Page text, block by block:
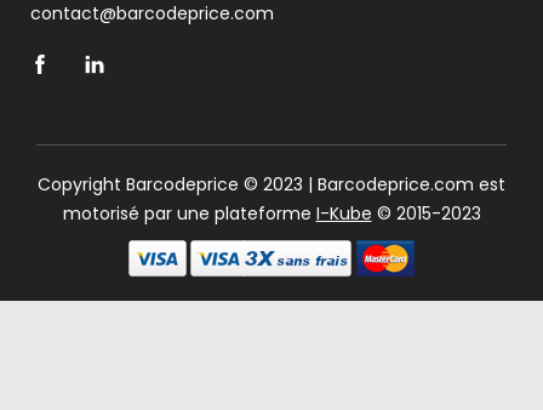
contact@barcodeprice.com
Copyright Barcodeprice © 2023 | Barcodeprice.com est
motorisé par une plateforme I-Kube © 2015-2023